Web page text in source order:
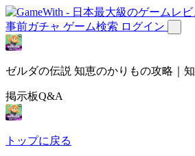
事前ガチャ ゲーム検索 ログイン
ゼルダの伝説 知恵のかりもの攻略｜
掲示板Q&A
トップに戻る